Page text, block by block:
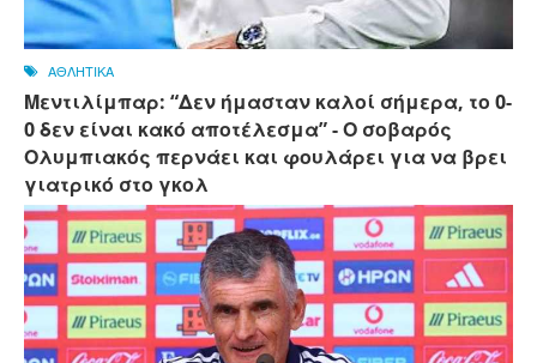
ΑΘΛΗΤΙΚΑ
Μεντιλίμπαρ: “Δεν ήμασταν καλοί σήμερα, το 0-
0 δεν είναι κακό αποτέλεσμα” - Ο σοβαρός
Ολυμπιακός περνάει και φουλάρει για να βρει
γιατρικό στο γκολ